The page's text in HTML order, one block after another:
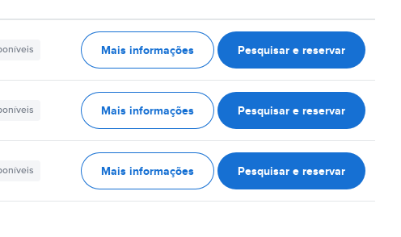
Mais informações Pesquisar e reservar
Mais informações Pesquisar e reservar
Mais informações Pesquisar e reservar